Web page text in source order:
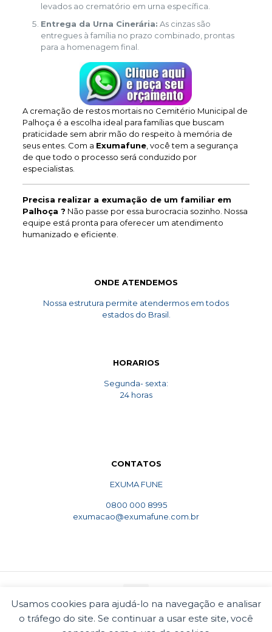
Usamos cookies para ajudá-lo na navegação e analisar
o tráfego do site. Se continuar a usar este site, você
levados ao crematório em urna específica.
Entrega da Urna Cinerária: As cinzas são
entregues à família no prazo combinado, prontas
para a homenagem final.
A cremação de restos mortais no Cemitério Municipal de
Palhoça é a escolha ideal para famílias que buscam
praticidade sem abrir mão do respeito à memória de
seus entes. Com a Exumafune, você tem a segurança
de que todo o processo será conduzido por
especialistas.
Precisa realizar a exumação de um familiar em
Palhoça ? Não passe por essa burocracia sozinho. Nossa
equipe está pronta para oferecer um atendimento
humanizado e eficiente.
ONDE ATENDEMOS
Nossa estrutura permite atendermos em todos
estados do Brasil.
HORARIOS
Segunda- sexta:
24 horas
CONTATOS
EXUMA FUNE
0800 000 8995
exumacao@exumafune.com.br
© 2010 Exumafune. Todos direitos reservados- Ligue